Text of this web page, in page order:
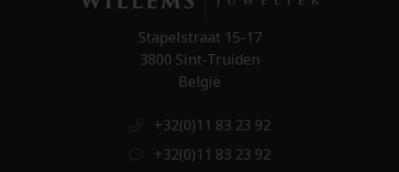
Stapelstraat 15-17
3800 Sint-Truiden
België
+32(0)11 83 23 92
+32(0)11 83 23 92